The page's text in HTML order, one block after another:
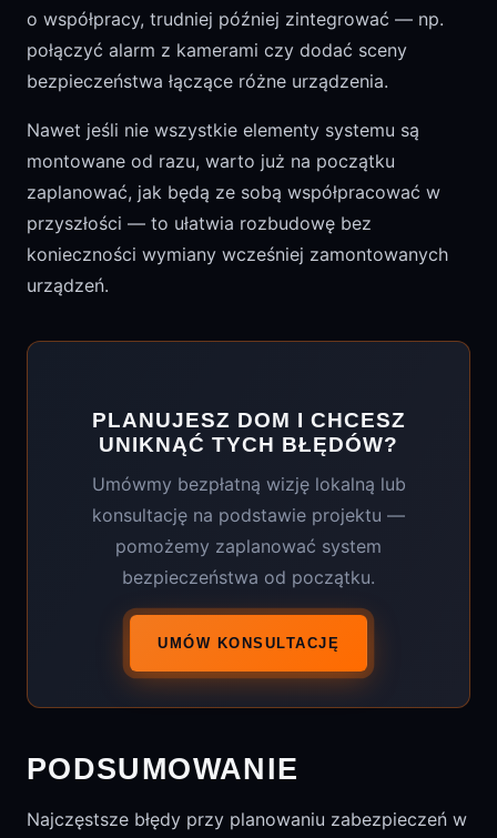
o współpracy, trudniej później zintegrować — np.
połączyć alarm z kamerami czy dodać sceny
bezpieczeństwa łączące różne urządzenia.
Nawet jeśli nie wszystkie elementy systemu są
montowane od razu, warto już na początku
zaplanować, jak będą ze sobą współpracować w
przyszłości — to ułatwia rozbudowę bez
konieczności wymiany wcześniej zamontowanych
urządzeń.
PLANUJESZ DOM I CHCESZ
UNIKNĄĆ TYCH BŁĘDÓW?
Umówmy bezpłatną wizję lokalną lub
konsultację na podstawie projektu —
pomożemy zaplanować system
bezpieczeństwa od początku.
UMÓW KONSULTACJĘ
PODSUMOWANIE
Najczęstsze błędy przy planowaniu zabezpieczeń w